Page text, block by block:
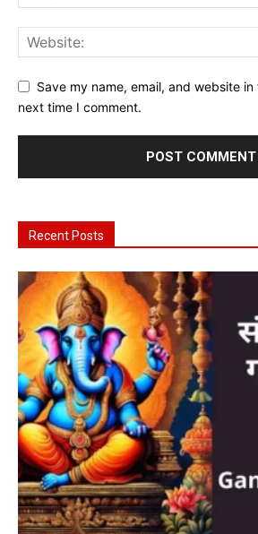
Save my name, email, and website
next time I comment.
Recent Posts